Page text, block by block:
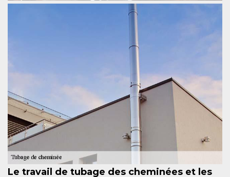
Le travail de tubage des cheminées et les